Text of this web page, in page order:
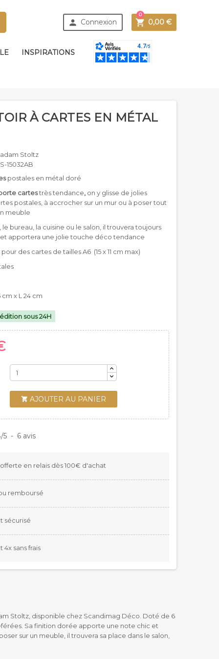
 Connexion  0,00 €
0
INSPIRATIONS
À CARTES EN MÉTAL
Stoltz
15032AB
postales en métal doré
cartestrès tendance,on y glisse de jolies
postales, à accrocher sur un mur ou à poser tout
meuble
bureau, la cuisine ou le salon, il trouvera toujours
apportera une jolie touche déco tendance
des cartes de tailles A6 (15 x 11 cm max)
cm x L 24 cm
sous 24H
 AJOUTER AU PANIER
/5 - 6 avis
en relais dès 100€ d'achat
remboursé
sécurisé
4x sans frais
Stoltz, disponible chez Scandimag Déco. Doté de 6
Sa finition dorée apporte une note chic et
sur un meuble, il trouvera sa place dans le salon,